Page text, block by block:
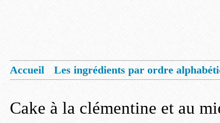
Accueil
Les ingrédients par ordre
Cake à la clémentine et au